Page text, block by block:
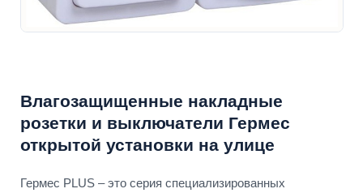
Влагозащищенные накладные
розетки и выключатели Гермес
открытой установки на улице
Гермес PLUS – это серия специализированных